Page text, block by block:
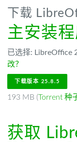
下载
主安装
已选择: LibreOffice
改？
下载版本 25.8.5
193 MB (Torrent 种
获取